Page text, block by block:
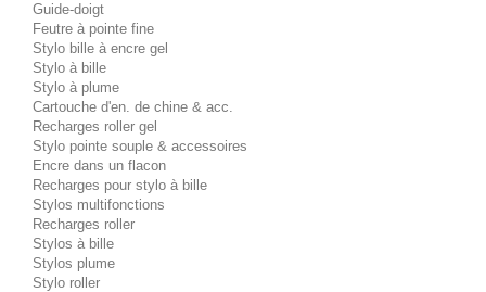
Guide-doigt
Feutre à pointe fine
Stylo bille à encre gel
Stylo à bille
Stylo à plume
Cartouche d'en. de chine & acc.
Recharges roller gel
Stylo pointe souple & accessoires
Encre dans un flacon
Recharges pour stylo à bille
Stylos multifonctions
Recharges roller
Stylos à bille
Stylos plume
Stylo roller